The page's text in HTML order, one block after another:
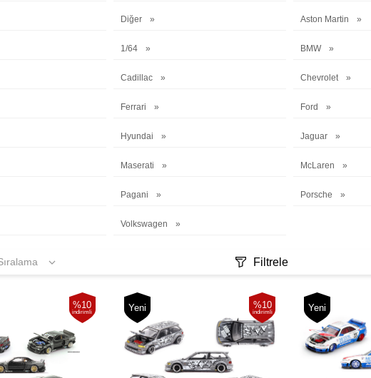
Diğer Aston Martin
1/64 BMW
Cadillac Chevrolet
Ferrari Ford
Hyundai Jaguar
Maserati McLaren
Pagani Porsche
Volkswagen
Filtrele
%10
indirimli
%10
indirimli
Yeni Yeni